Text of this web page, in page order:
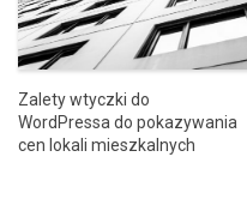
Zalety wtyczki do
WordPressa do pokazywania
cen lokali mieszkalnych